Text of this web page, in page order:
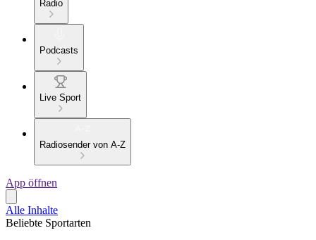
Radio
Podcasts
Live Sport
Radiosender von A-Z
App öffnen
Alle Inhalte
Beliebte Sportarten